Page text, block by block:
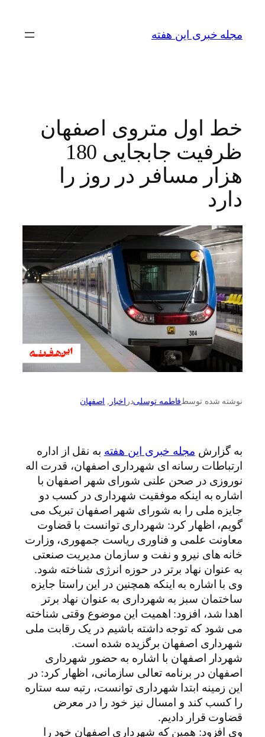
محتوا
مجله خبری این هفته
خط اول متروی اصفهان
ظرفیت جابجایی 180
هزار مسافر در روز را
دارد
نوشته شده توسطفاطمه توسلیدر اخبار اصفهان
به گزارش مجله خبری این هفته به نقل از اداره
ارتباطات رسانه ای شهرداری اصفهان، قدرت اله
نوروزی در صحن علنی شورای شهر اصفهان با
اشاره به اینکه موفقیت شهرداری در کسب دو
جایزه ملی را به شورای شهر اصفهان تبریک می
گویم، اظهار کرد: شهرداری توانست با قضاوت
معاونت علمی و فناوری ریاست جمهوری، وزارت
خانه های نیرو و نفت و سازمان مدیریت صنعتی
به عنوان نهاد برتر در حوزه انرژی شناخته شود.
وی با اشاره به اینکه همچنین در این راستا جایزه
ساختمان سبز به شهرداری به عنوان نهاد برتر
اهدا شد، افزود: اهمیت این موضوع وقتی شناخته
می شود که توجه داشته باشیم در یک رقابت ملی
شهرداری اصفهان برگزیده شده است.
شهردار اصفهان با اشاره به حضور شهرداری
اصفهان در برنامه تعالی سازمانی، اظهار کرد: در
این زمینه ابتدا شهرداری توانست، رتبه سه ستاره
را کسب کند و امسال نیز خود را در معرض
قضاوت قرار دادیم.
وی افزود: همین که شهرداری اصفهان خود را